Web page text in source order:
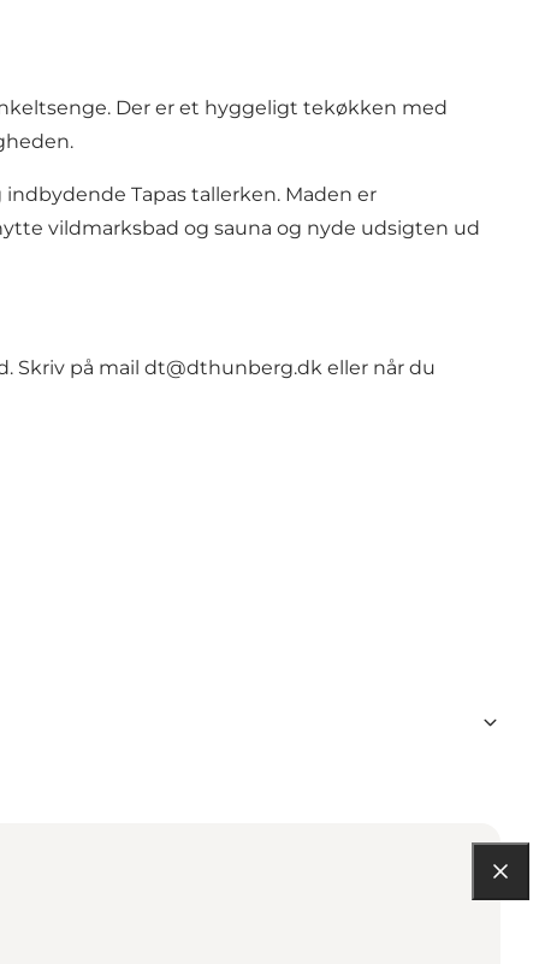
Der er et hyggeligt tekøkken med
Tapas tallerken. Maden er
vildmarksbad og sauna og nyde udsigten ud
Skriv på mail dt@dthunberg.dk eller når du